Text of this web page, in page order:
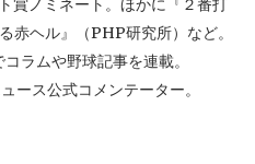
賞ノミネート。ほかに『２番打
赤ヘル』（PHP研究所）など。
ラムや野球記事を連載。
ース公式コメンテーター。